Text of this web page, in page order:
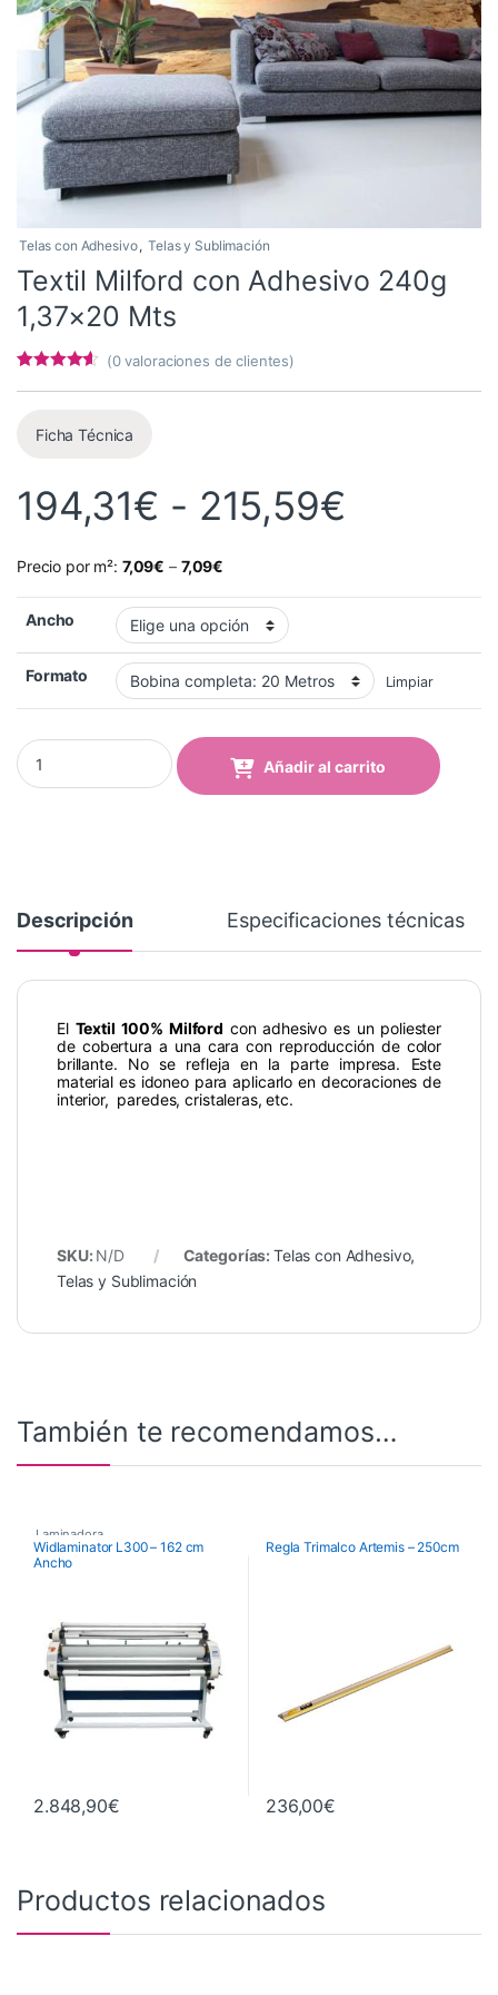
Telas con Adhesivo, Telas y Sublimación
Textil Milford con Adhesivo 240g
1,37×20 Mts
valoracione
(0valoraciones de clientes)
Ficha Técnica
194,31€ - 215,59€
Precio por m²: 7,09€ – 7,09€
Ancho
Formato Limpiar
Textil Milford con Adhesivo 240g 1,37x20 Mts quantity
Añadir al carrito
Descripción Especificaciones técnicas
El Textil 100% Milford con adhesivo es un poliester
de cobertura a una cara con reproducción de color
brillante. No se refleja en la parte impresa. Este
material es idoneo para aplicarlo en decoraciones de
interior, paredes, cristaleras, etc.
SKU: N/D Categorías: Telas con Adhesivo,
Telas y Sublimación
También te recomendamos…
Laminadora
Widlaminator L300 – 162 cm
Ancho
2.848,90€
Regla Trimalco Artemis – 250cm
236,00€
Productos relacionados